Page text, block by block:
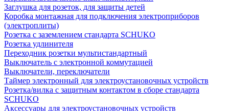
Заглушка для розеток, для защиты детей
Коробка монтажная для подключения электроприборов
(электроплиты)
Розетка с заземлением стандарта SCHUKO
Розетка удлинителя
Переходник розетки мультистандартный
Выключатель с электронной коммутацией
Выключатели, переключатели
Таймер электронный для электроустановочных устройств
Розетка/вилка с защитным контактом в сборе стандарта
SCHUKO
Аксессуары для электроустановочных устройств